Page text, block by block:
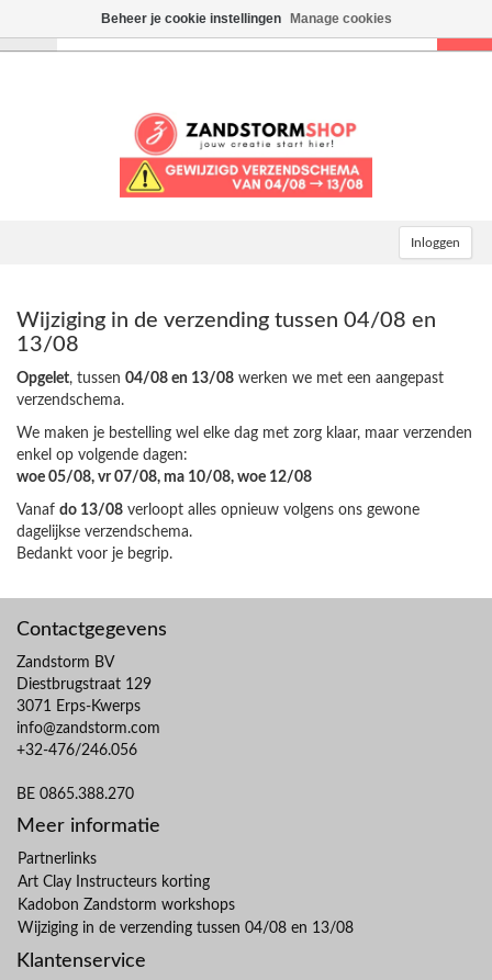
Inloggen
Wijziging in de verzending tussen 04/08 en
13/08
Opgelet, tussen 04/08 en 13/08 werken we met een aangepast
verzendschema.
We maken je bestelling wel elke dag met zorg klaar, maar verzenden
enkel op volgende dagen:
woe 05/08, vr 07/08, ma 10/08, woe 12/08
Vanaf do 13/08 verloopt alles opnieuw volgens ons gewone
dagelijkse verzendschema.
Bedankt voor je begrip.
Contactgegevens
Zandstorm BV
Diestbrugstraat 129
3071 Erps-Kwerps
info@zandstorm.com
+32-476/246.056
BE 0865.388.270
Meer informatie
Partnerlinks
Art Clay Instructeurs korting
Kadobon Zandstorm workshops
Wijziging in de verzending tussen 04/08 en 13/08
Klantenservice
Beheer je cookie instellingen Manage cookies